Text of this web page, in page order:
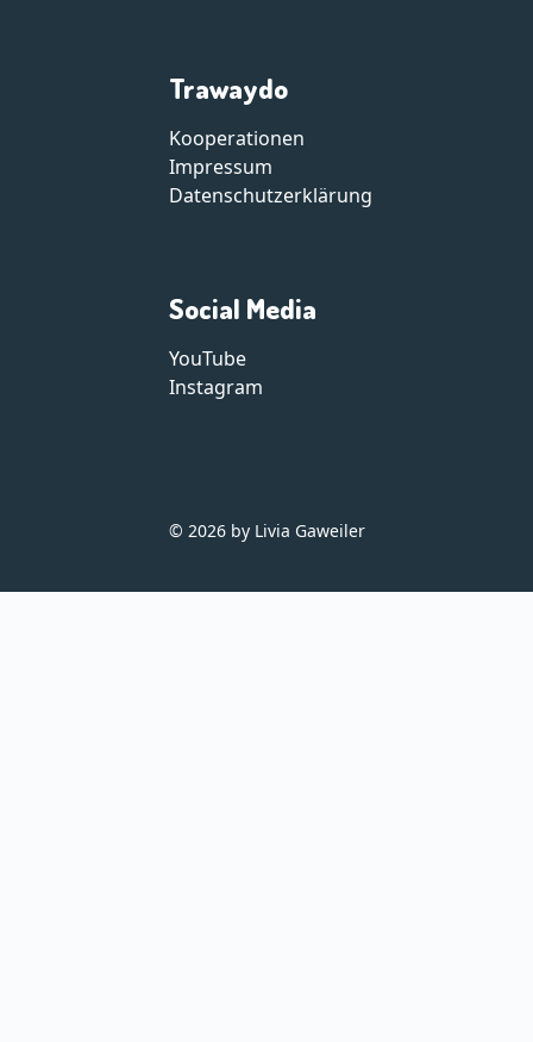
Trawaydo
Kooperationen
Impressum
Datenschutzerklärung
Social Media
YouTube
Instagram
© 2026 by Livia Gaweiler